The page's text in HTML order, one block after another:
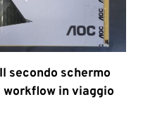
secondo schermo
in viaggio